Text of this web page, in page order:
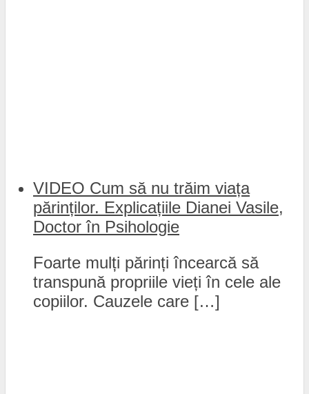
VIDEO Cum să nu trăim viața
părinților. Explicațiile Dianei Vasile,
Doctor în Psihologie
Foarte mulți părinți încearcă să
transpună propriile vieți în cele ale
copiilor. Cauzele care […]